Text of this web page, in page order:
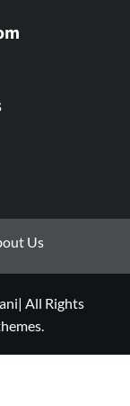
Us
All Rights